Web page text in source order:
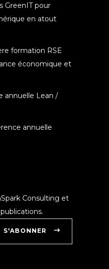
GreenIT pour
en atout
formation RSE
économique et
annuelle Lean /
annuelle
Consulting et
S'ABONNER